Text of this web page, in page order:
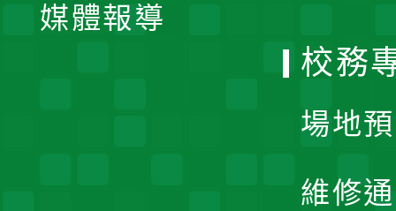
媒體報導
校務
場地
維修